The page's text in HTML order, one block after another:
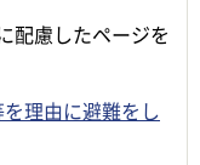
配慮したページを
理由に避難をし